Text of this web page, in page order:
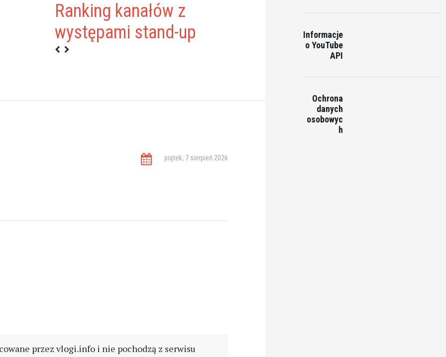
Ranking kanałów z
występami stand-up
piątek, 7 sierpień 2026
przez vlogi.info i nie pochodzą z serwisu
Informacje
o YouTube
API
Ochrona
danych
osobowyc
h